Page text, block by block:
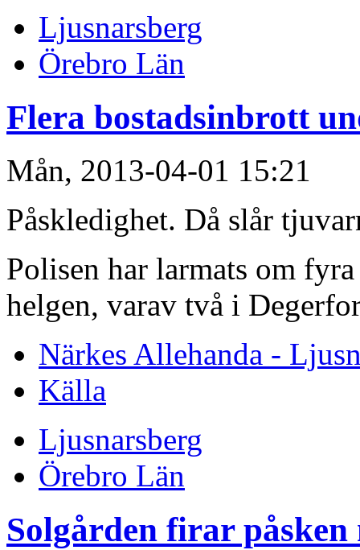
Ljusnarsberg
Örebro Län
Flera bostadsinbrott
Mån, 2013-04-01 15:21
Påskledighet. Då slår
Polisen har larmats om
helgen, varav två i
Närkes Allehanda -
Källa
Ljusnarsberg
Örebro Län
Solgården firar påsken